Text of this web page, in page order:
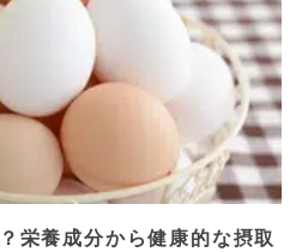
栄養成分から健康的な摂取